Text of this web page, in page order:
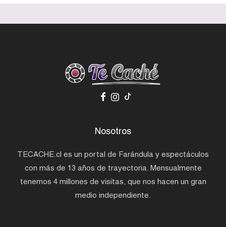
Nosotros
TECACHE.cl es un portal de Farándula y espectáculos
con más de 13 años de trayectoria. Mensualmente
tenemos 4 millones de visitas, que nos hacen un gran
medio independiente.